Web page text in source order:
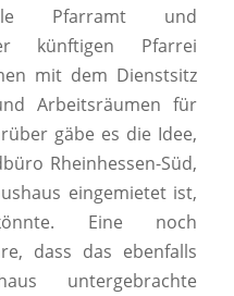
Pfarramt und
künftigen Pfarrei
mit dem Dienstsitz
Arbeitsräumen für
gäbe es die Idee,
Rheinhessen-Süd,
eingemietet ist,
Eine noch
dass das ebenfalls
untergebrachte